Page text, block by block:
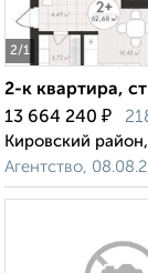
2/1
2-к квартира,
13 664 240 ₽
Кировский
Агентство,